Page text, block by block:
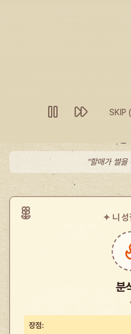
니 뒤에 Unknown SpiritSKIP
"할매가 썰을
✦ 니 성
분
장점: